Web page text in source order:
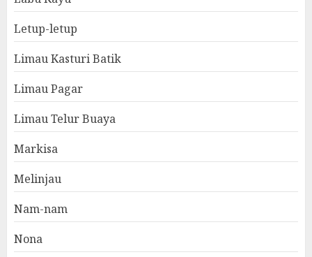
Letup-letup
Limau Kasturi Batik
Limau Pagar
Limau Telur Buaya
Markisa
Melinjau
Nam-nam
Nona